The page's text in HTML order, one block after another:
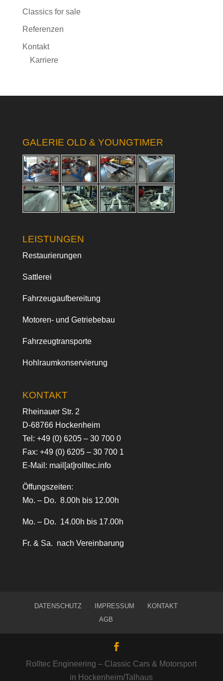
Classics for sale
Referenzen
Kontakt
Karriere
GALERIE OLD & YOUNGTIMER
LEISTUNGEN
Restaurierungen
Sattlerei
Fahrzeugaufbereitung
Motoren- und Getriebebau
Fahrzeugtransporte
Hohlraumkonservierung
KONTAKT
Rheinauer Str. 2
D-68766 Hockenheim
Tel: +49 (0) 6205 – 30 700 0
Fax: +49 (0) 6205 – 30 700 1
E-Mail: mail[at]rolltec.info
Öffungszeiten:
Mo. – Do. 8.00h bis 12.00h
Mo. – Do. 14.00h bis 17.00h
Fr. & Sa. nach Vereinbarung
DATENSCHUTZ IMPRESSUM
KONTAKT
AGB
Rolltec Engineering – Classic Cars & Motorsport
in Hockenheim/Talhaus